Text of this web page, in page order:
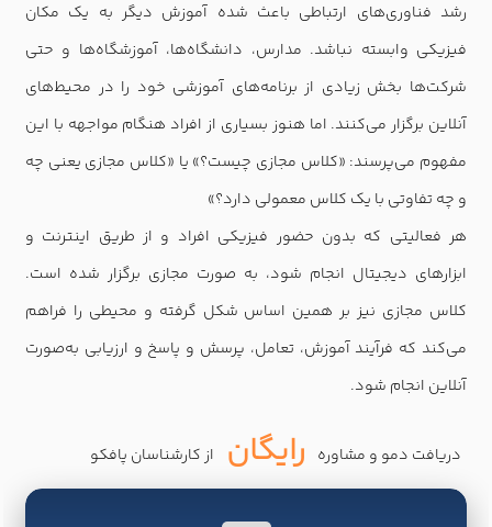
رشد فناوری‌های ارتباطی باعث شده آموزش دیگر به یک مکان
فیزیکی وابسته نباشد. مدارس، دانشگاه‌ها، آموزشگاه‌ها و حتی
شرکت‌ها بخش زیادی از برنامه‌های آموزشی خود را در محیط‌های
آنلاین برگزار می‌کنند. اما هنوز بسیاری از افراد هنگام مواجهه با این
مفهوم می‌پرسند: «کلاس مجازی چیست؟» یا «کلاس مجازی یعنی چه
و چه تفاوتی با یک کلاس معمولی دارد؟»
هر فعالیتی که بدون حضور فیزیکی افراد و از طریق اینترنت و
ابزارهای دیجیتال انجام شود، به صورت مجازی برگزار شده است.
کلاس مجازی نیز بر همین اساس شکل گرفته و محیطی را فراهم
می‌کند که فرآیند آموزش، تعامل، پرسش و پاسخ و ارزیابی به‌صورت
آنلاین انجام شود.
دریافت دمو و مشاوره رایگان از کارشناسان پافکو